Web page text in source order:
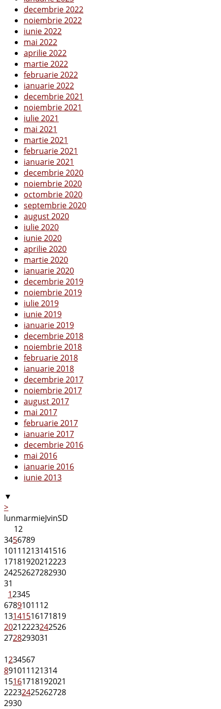
decembrie 2022
noiembrie 2022
iunie 2022
mai 2022
aprilie 2022
martie 2022
februarie 2022
ianuarie 2022
decembrie 2021
noiembrie 2021
iulie 2021
mai 2021
martie 2021
februarie 2021
ianuarie 2021
decembrie 2020
noiembrie 2020
octombrie 2020
septembrie 2020
august 2020
iulie 2020
iunie 2020
aprilie 2020
martie 2020
ianuarie 2020
decembrie 2019
noiembrie 2019
iulie 2019
iunie 2019
ianuarie 2019
decembrie 2018
noiembrie 2018
februarie 2018
ianuarie 2018
decembrie 2017
noiembrie 2017
august 2017
mai 2017
februarie 2017
ianuarie 2017
decembrie 2016
mai 2016
ianuarie 2016
iunie 2013
▼
>
lunmarmieJvinSD
12
3456789
10111213141516
17181920212223
24252627282930
31
12345
6789101112
13141516171819
20212223242526
2728293031
1234567
891011121314
15161718192021
22232425262728
2930